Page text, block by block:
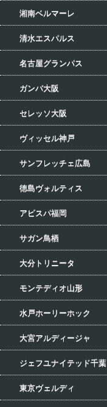
湘南ベルマーレ
清水エスパルス
名古屋グランパス
ガンバ大阪
セレッソ大阪
ヴィッセル神戸
サンフレッチェ広島
徳島ヴォルティス
アビスパ福岡
サガン鳥栖
大分トリニータ
モンテディオ山形
水戸ホーリーホック
大宮アルディージャ
ジェフユナイテッド千葉
東京ヴェルディ